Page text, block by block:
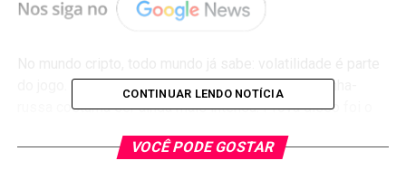
do jogo. E quando se fala de memecoins, a montanha-
russa costuma ser ainda mais intensa. Prova disso foi o
sexta-feira (29).
CONTINUAR LENDO NOTÍCIA
VOCÊ PODE GOSTAR